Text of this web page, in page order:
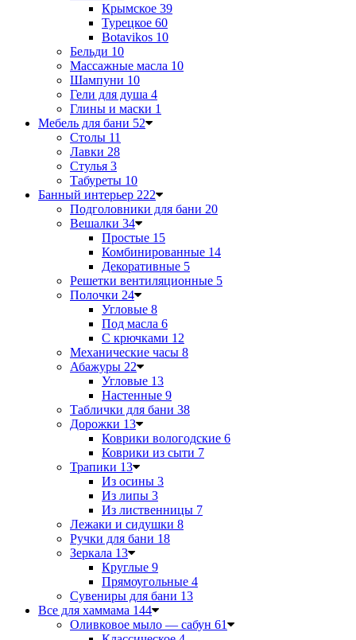
Крымское 39
Турецкое 60
Botavikos 10
Бельди 10
Массажные масла 10
Шампуни 10
Гели для душа 4
Глины и маски 1
Мебель для бани 52
Столы 11
Лавки 28
Стулья 3
Табуреты 10
Банный интерьер 222
Подголовники для бани 20
Вешалки 34
Простые 15
Комбинированные 14
Декоративные 5
Решетки вентиляционные 5
Полочки 24
Угловые 8
Под масла 6
С крючками 12
Механические часы 8
Абажуры 22
Угловые 13
Настенные 9
Таблички для бани 38
Дорожки 13
Коврики вологодские 6
Коврики из сыти 7
Трапики 13
Из осины 3
Из липы 3
Из лиственницы 7
Лежаки и сидушки 8
Ручки для бани 18
Зеркала 13
Круглые 9
Прямоугольные 4
Сувениры для бани 13
Все для хаммама 144
Оливковое мыло — сабун 61